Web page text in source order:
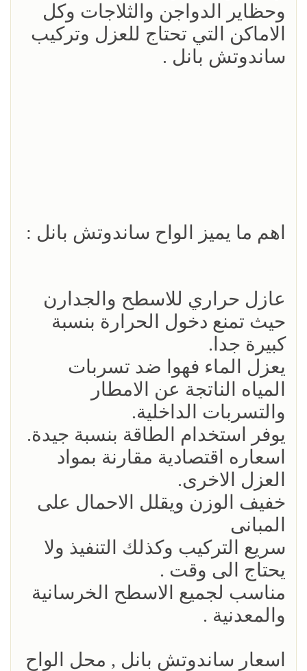
وحظاير الدواجن والثلاجات وكل
الاماكن التي تحتاج للعزل وتركيب
ساندوتش بانل .
اهم ما يميز الواح ساندوتش بانل :
عازل حراري للاسطح والجدارن
حيث تمنع دخول الحرارة بنسبة
كبيرة جدا.
يعزل الماء فهوا ضد تسربات
المياه الناتجة عن الامطار
والتسربات الداخلية.
يوفر استخدام الطاقة بنسبة جيدة.
اسعاره اقتصادية مقارنة بمواد
العزل الاخرى.
خفيف الوزن ويقلل الاحمال على
المبانى
سريع التركيب وكذلك التنفيذ ولا
يحتاج الى وقت .
مناسب لجميع الاسطح الخرسانية
والمعدنية .
اسعار ساندوتش بانل , محل الواح